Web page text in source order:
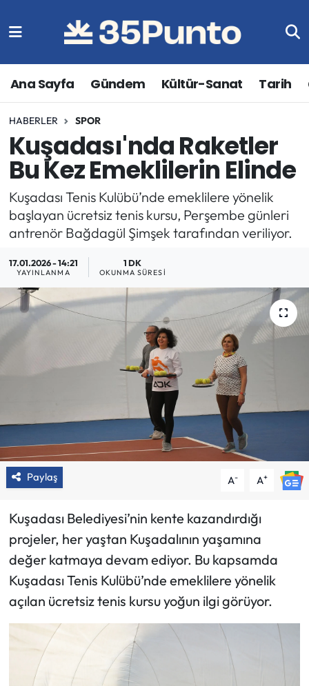
Ana Sayfa Gündem Kültür-Sanat Tarih
HABERLER SPOR
Kuşadası'nda Raketler
Bu Kez Emeklilerin Elinde
Kuşadası Tenis Kulübü’nde emeklilere yönelik
başlayan ücretsiz tenis kursu, Perşembe günleri
antrenör Bağdagül Şimşek tarafından veriliyor.
17.01.2026 - 14:21
YAYINLANMA
1 DK
OKUNMA SÜRESI
Paylaş A- A+
Kuşadası Belediyesi’nin kente kazandırdığı
projeler, her yaştan Kuşadalının yaşamına
değer katmaya devam ediyor. Bu kapsamda
Kuşadası Tenis Kulübü’nde emeklilere yönelik
açılan ücretsiz tenis kursu yoğun ilgi görüyor.